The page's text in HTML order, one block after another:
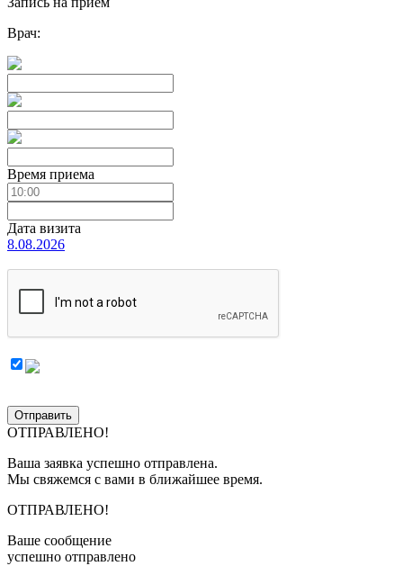
Врач:
Время приема
Дата визита
8.08.2026
Отправить
ОТПРАВЛЕНО!
Ваша заявка успешно отправлена.
Мы свяжемся с вами в ближайшее время.
ОТПРАВЛЕНО!
Ваше сообщение
успешно отправлено